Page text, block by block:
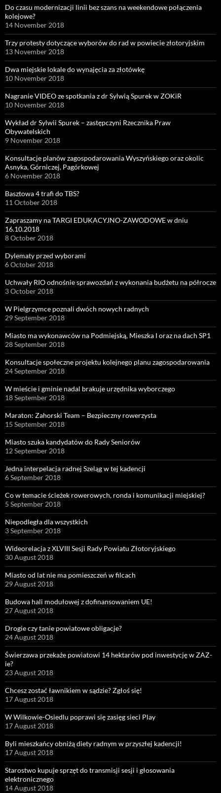
Do czasu modernizacji linii bez szans na weekendowe połączenia
kolejowe?
14 November 2018
Trzy protesty dotyczące wyborów do rad w powiecie złotoryjskim
13 November 2018
Dwa miejskie lokale do wynajęcia za złotówkę
10 November 2018
Nagranie VIDEO ze spotkania z dr Sylwią Spurek w ZOKiR
10 November 2018
Wykład dr Sylwii Spurek – zastępczyni Rzecznika Praw
Obywatelskich
9 November 2018
Konsultacje planów zagospodarowania Wyszyńskiego oraz okolic
Asnyka, Górniczej, Pagórkowej
6 November 2018
Basztowa 4 trafi do TBS?
11 October 2018
Zapraszamy na TARGI EDUKACYJNO-ZAWODOWE w dniu
16.10.2018
8 October 2018
Dylematy przed wyborami
6 October 2018
Uchwały RIO odnośnie sprawozdań z wykonania budżetu na półrocze
3 October 2018
W Pielgrzymce poznali dwóch nowych radnych
29 September 2018
Miasto ma wykonawców na Podmiejską, Mieszka I oraz na dach SP1
28 September 2018
Konsultacje społeczne projektu kolejnego planu zagospodarowania
24 September 2018
W mieście i gminie nadal brakuje urzędnika wyborczego
18 September 2018
Maraton: Zahorski Team – Bezpieczny rowerzysta
15 September 2018
Miasto szuka kandydatów do Rady Seniorów
12 September 2018
Jedna interpelacja radnej Szeląg w tej kadencji
6 September 2018
Co w temacie ścieżek rowerowych, ronda i komunikacji miejskiej?
5 September 2018
Niepodległa dla wszystkich
3 September 2018
Wideorelacja z XLVIII Sesji Rady Powiatu Złotoryjskiego
30 August 2018
Miasto od lat nie ma pomieszczeń w filcach
29 August 2018
Budowa hali modułowej z dofinansowaniem UE!
27 August 2018
Drogie czy tanie powiatowe obligacje?
24 August 2018
Świerzawa przekaże powiatowi 14 hektarów pod inwestycję w ZAZ-
ie?
23 August 2018
Chcesz zostać ławnikiem w sądzie? Zgłoś się!
17 August 2018
W Wilkowie-Osiedlu poprawi się zasięg sieci Play
17 August 2018
Byli mieszkańcy obniżą diety radnym w przyszłej kadencji!
17 August 2018
Starostwo kupuje sprzęt do transmisji sesji i głosowania
elektronicznego
14 August 2018